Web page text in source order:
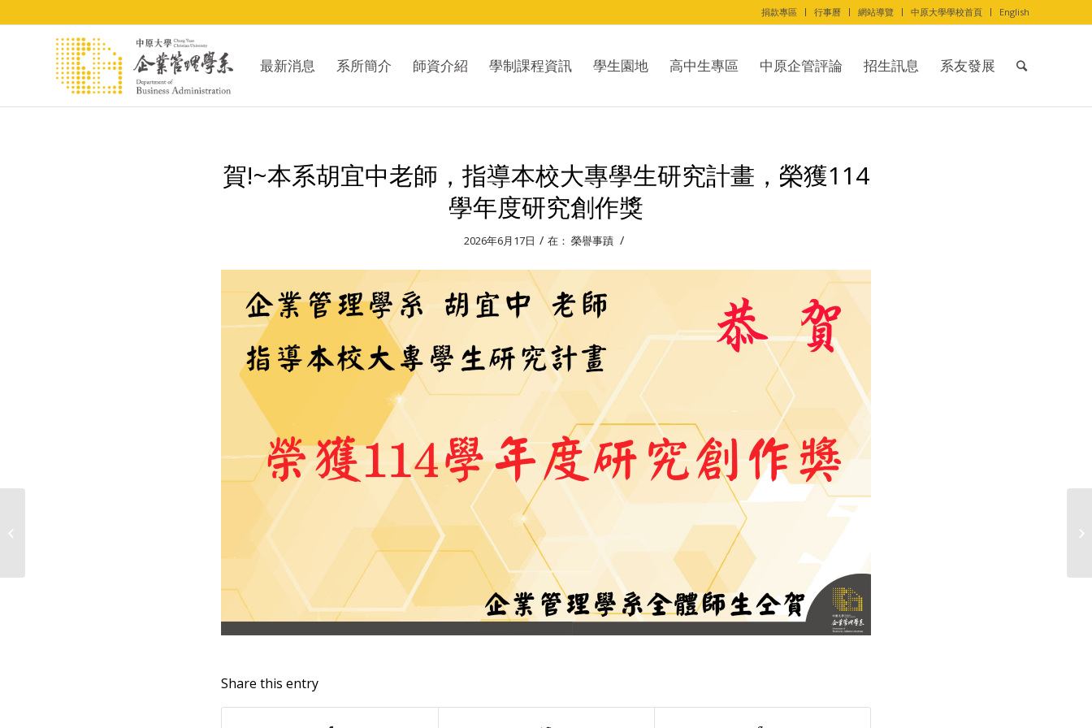
捐款專區 行事曆 網站導覽 中原大學學校首頁 English
最新消息 系所簡介 師資介紹 學制課程資訊 學生園地 高中生專區 中原企管評論 招生訊息 系友發展
賀!~本系胡宜中老師，指導本校大專學生研究計畫，榮獲114
學年度研究創作獎
2026年6月17日 / 在： 榮譽事蹟 /
Share this entry